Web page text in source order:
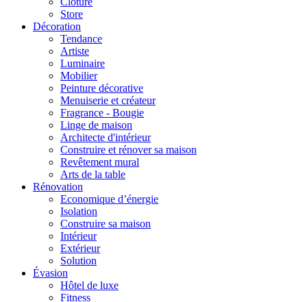
Store
Décoration
Tendance
Artiste
Luminaire
Mobilier
Peinture décorative
Menuiserie et créateur
Fragrance - Bougie
Linge de maison
Architecte d'intérieur
Construire et rénover sa maison
Revêtement mural
Arts de la table
Rénovation
Economique d’énergie
Isolation
Construire sa maison
Intérieur
Extérieur
Solution
Évasion
Hôtel de luxe
Fitness